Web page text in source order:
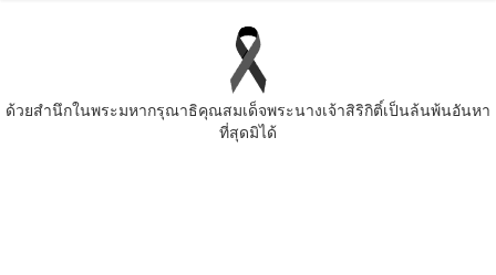
ด้วยสํานึกในพระมหากรุณาธิคุณสมเด็จพระนางเจ้าสิริกิติ์เป็นล้นพ้นอันหา
ที่สุดมิได้